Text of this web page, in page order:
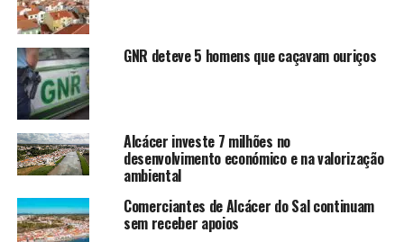
GNR deteve 5 homens que caçavam ouriços
Alcácer investe 7 milhões no
desenvolvimento económico e na valorização
ambiental
Comerciantes de Alcácer do Sal continuam
sem receber apoios